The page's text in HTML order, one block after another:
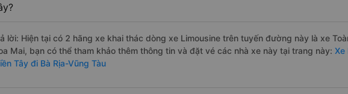
lời: Hiện tại có 2 hãng xe khai thác dòng xe Limousine trên tuyến đường này là xe
Mai, bạn có thể tham khảo thêm thông tin và đặt vé các nhà xe này tại trang này: Xe
Tây đi Bà Rịa-Vũng Tàu